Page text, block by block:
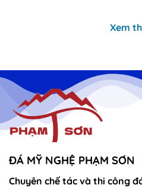
Xem
ĐÁ MỸ NGHỆ PHẠM SƠN
Chuyên chế tác và thi công